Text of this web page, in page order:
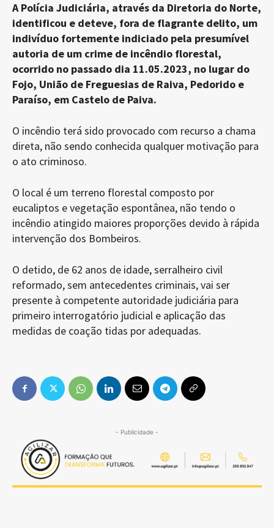
A Polícia Judiciária, através da Diretoria do Norte,
identificou e deteve, fora de flagrante delito, um
indivíduo fortemente indiciado pela presumível
autoria de um crime de incêndio florestal,
ocorrido no passado dia 11.05.2023, no lugar do
Fojo, União de Freguesias de Raiva, Pedorido e
Paraíso, em Castelo de Paiva.
O incêndio terá sido provocado com recurso a chama
direta, não sendo conhecida qualquer motivação para
o ato criminoso.
O local é um terreno florestal composto por
eucaliptos e vegetação espontânea, não tendo o
incêndio atingido maiores proporções devido à rápida
intervenção dos Bombeiros.
O detido, de 62 anos de idade, serralheiro civil
reformado, sem antecedentes criminais, vai ser
presente à competente autoridade judiciária para
primeiro interrogatório judicial e aplicação das
medidas de coação tidas por adequadas.
- Publicidade -